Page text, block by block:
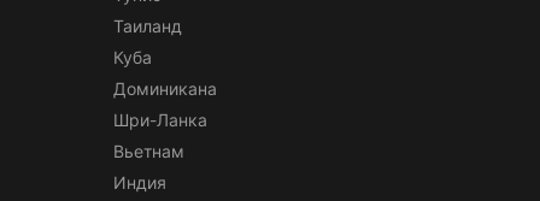
Таиланд
Куба
Доминикана
Шри-Ланка
Вьетнам
Индия